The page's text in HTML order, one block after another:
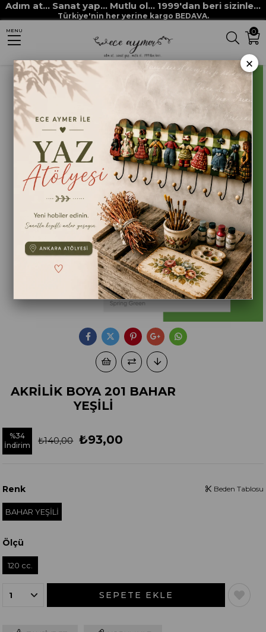
Adım at... Sanat yap... Mutlu ol... 1999'dan beri sizinle...
Türkiye'nin her yerine kargo BEDAVA.
0
MENU
Anasayfa HOBİ BOYALARI AKRİLİK BOYALAR
AKRİLİK BOYA 201 BAHAR YEŞİLİ
AKRİLİK BOYA 201 BAHAR
YEŞİLİ
%34
İndirim
₺140,00 ₺93,00
Renk
BAHAR YEŞİLİ
Beden Tablosu
Ölçü
120 cc.
×